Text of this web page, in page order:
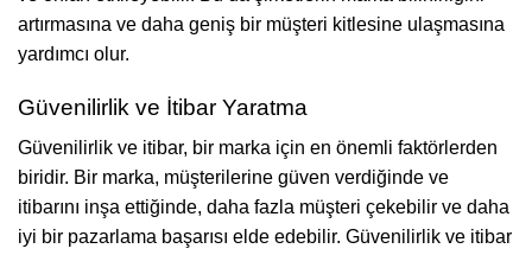
artırmasına ve daha geniş bir müşteri kitlesine ulaşmasına
yardımcı olur.
Güvenilirlik ve İtibar Yaratma
Güvenilirlik ve itibar, bir marka için en önemli faktörlerden
biridir. Bir marka, müşterilerine güven verdiğinde ve
itibarını inşa ettiğinde, daha fazla müşteri çekebilir ve daha
iyi bir pazarlama başarısı elde edebilir. Güvenilirlik ve itibar